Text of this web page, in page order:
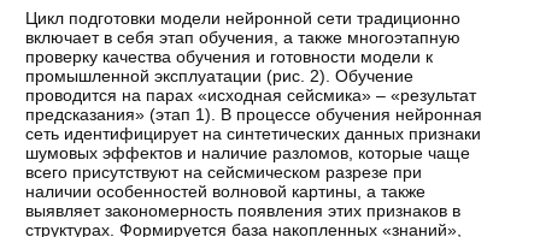
Цикл подготовки модели нейронной сети традиционно
включает в себя этап обучения, а также многоэтапную
проверку качества обучения и готовности модели к
промышленной эксплуатации (рис. 2). Обучение
проводится на парах «исходная сейсмика» – «результат
предсказания» (этап 1). В процессе обучения нейронная
сеть идентифицирует на синтетических данных признаки
шумовых эффектов и наличие разломов, которые чаще
всего присутствуют на сейсмическом разрезе при
наличии особенностей волновой картины, а также
выявляет закономерность появления этих признаков в
структурах. Формируется база накопленных «знаний»,